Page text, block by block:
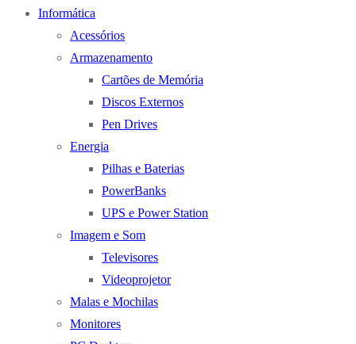
Informática
Acessórios
Armazenamento
Cartões de Memória
Discos Externos
Pen Drives
Energia
Pilhas e Baterias
PowerBanks
UPS e Power Station
Imagem e Som
Televisores
Videoprojetor
Malas e Mochilas
Monitores